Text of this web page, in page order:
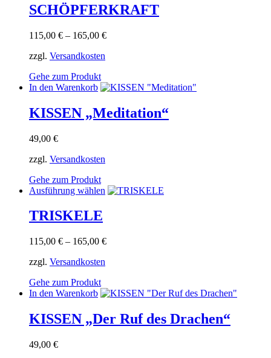
weist
mehrere
auf
der
gewählt
SCHÖPFERKRAFT
115,00 € – 165,00 €
zzgl. Versandkosten
Gehe zum Produkt
In den Warenkorb
KISSEN „Meditation“
49,00 €
zzgl. Versandkosten
Gehe zum Produkt
Ausführung wählen Dieses
auf
der
gewählt
TRISKELE
115,00 € – 165,00 €
zzgl. Versandkosten
Gehe zum Produkt
In den Warenkorb
KISSEN „Der Ruf des Drachen“
49,00 €